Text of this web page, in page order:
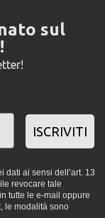
sul
ISCRIVITI
dati ai sensi dell’art. 13
revocare tale
tutte le e-mail oppure
le modalità sono